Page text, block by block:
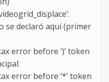
se declaró aquí (primer
error before ‘)’ token
error before ‘*’ token